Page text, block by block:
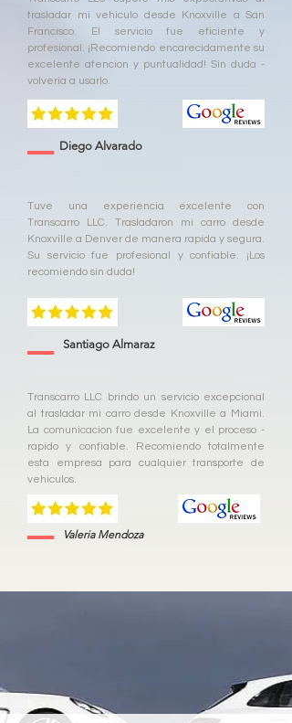
trasladar mi vehiculo desde Knoxville a San
Francisco. El servicio fue eficiente y
profesional. ¡Recomiendo encarecidamente su
excelente atencion y puntualidad! Sin duda -
volveria a usarlo.
Diego Alvarado
Tuve una experiencia excelente con
Transcarro LLC. Trasladaron mi carro desde
Knoxville a Denver de manera rapida y segura.
Su servicio fue profesional y confiable. ¡Los
recomiendo sin duda!
Santiago Almaraz
Transcarro LLC brindo un servicio excepcional
al trasladar mi carro desde Knoxville a Miami.
La comunicacion fue excelente y el proceso -
rapido y confiable. Recomiendo totalmente
esta empresa para cualquier transporte de
vehiculos.
Valeria Mendoza